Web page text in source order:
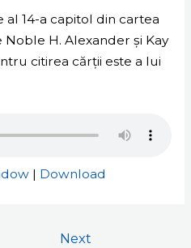
al 14-a capitol din cartea
H. Alexander și Kay
citirea cărții este a lui
| Download
Next